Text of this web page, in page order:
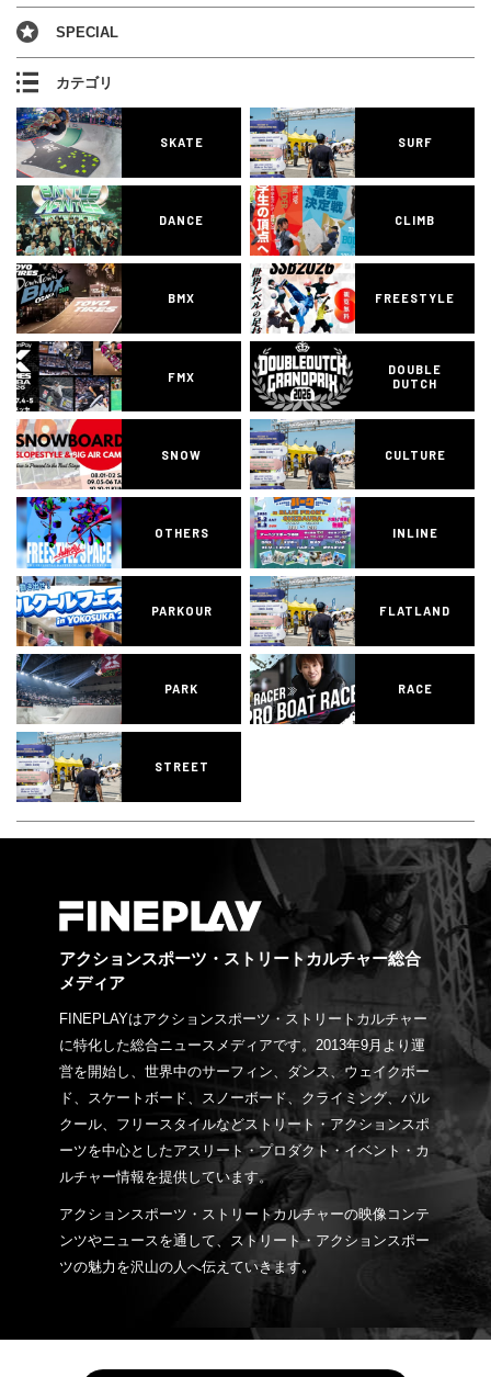
SPECIAL
カテゴリ
SKATE SURF
DANCE CLIMB
BMX FREESTYLE
FMX
DOUBLE
DUTCH
SNOW CULTURE
OTHERS INLINE
PARKOUR FLATLAND
PARK RACE
STREET
アクションスポーツ・ストリートカルチャー総合
メディア
FINEPLAYはアクションスポーツ・ストリートカルチャー
に特化した総合ニュースメディアです。2013年9月より運
営を開始し、世界中のサーフィン、ダンス、ウェイクボー
ド、スケートボード、スノーボード、クライミング、パル
クール、フリースタイルなどストリート・アクションスポ
ーツを中心としたアスリート・プロダクト・イベント・カ
ルチャー情報を提供しています。
アクションスポーツ・ストリートカルチャーの映像コンテ
ンツやニュースを通して、ストリート・アクションスポー
ツの魅力を沢山の人へ伝えていきます。